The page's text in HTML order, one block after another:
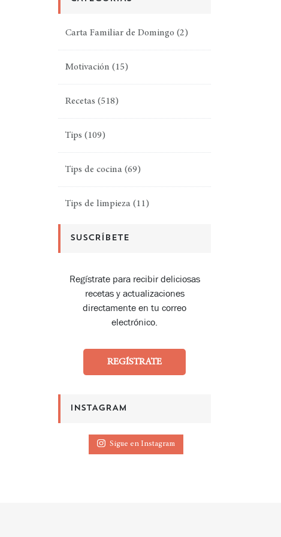
Carta Familiar de Domingo (2)
Motivación (15)
Recetas (518)
Tips (109)
Tips de cocina (69)
Tips de limpieza (11)
SUSCRÍBETE
Regístrate para recibir deliciosas
recetas y actualizaciones
directamente en tu correo
electrónico.
REGÍSTRATE
INSTAGRAM
Sigue en Instagram